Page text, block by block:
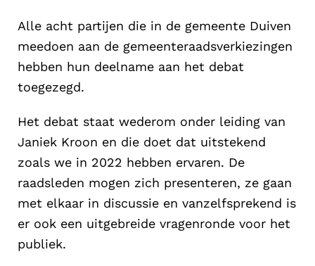
Alle acht partijen die in de gemeente Duiven
meedoen aan de gemeenteraadsverkiezingen
hebben hun deelname aan het debat
toegezegd.
Het debat staat wederom onder leiding van
Janiek Kroon en die doet dat uitstekend
zoals we in 2022 hebben ervaren. De
raadsleden mogen zich presenteren, ze gaan
met elkaar in discussie en vanzelfsprekend is
er ook een uitgebreide vragenronde voor het
publiek.